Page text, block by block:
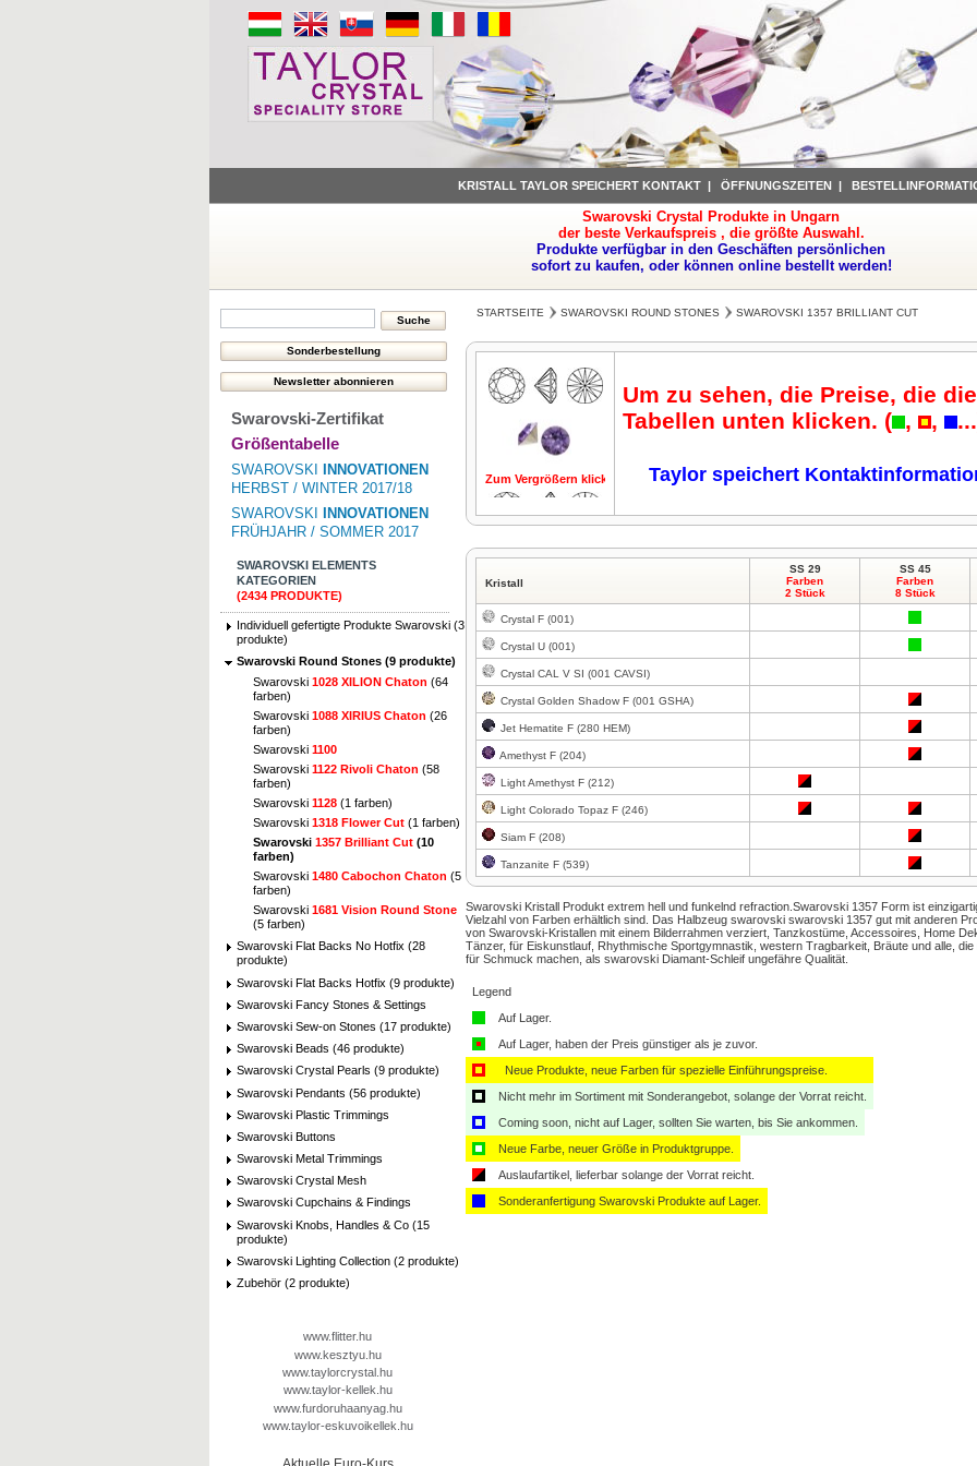
KRISTALL TAYLOR SPEICHERT KONTAKT | ÖFFNUNGSZEITEN |
Swarovski Crystal Produkte in Ungarn
der beste Verkaufspreis , die größte Auswahl.
Produkte verfügbar in den Geschäften persönlichen
sofort zu kaufen, oder können online bestellt werden!
Swarovski-Zertifikat
Größentabelle
SWAROVSKI
INNOVATIONEN
HERBST / WINTER 2017/18
SWAROVSKI
INNOVATIONEN
FRÜHJAHR / SOMMER 2017
SWAROVSKI ELEMENTS
KATEGORIEN
(2434 PRODUKTE)
Individuell gefertigte Produkte Swarovski (3
produkte)
Swarovski Round Stones (9 produkte)
Swarovski 1028 XILION Chaton (64
farben)
Swarovski 1088 XIRIUS Chaton (26
farben)
Swarovski 1100
Swarovski 1122 Rivoli Chaton (58
farben)
Swarovski 1128 (1 farben)
Swarovski 1318 Flower Cut (1 farben)
Swarovski 1357 Brilliant Cut (10
farben)
Swarovski 1480 Cabochon Chaton (5
farben)
Swarovski 1681 Vision Round Stone
(5 farben)
Swarovski Flat Backs No Hotfix (28
produkte)
Swarovski Flat Backs Hotfix (9 produkte)
Swarovski Fancy Stones & Settings
Swarovski Sew-on Stones (17 produkte)
Swarovski Beads (46 produkte)
Swarovski Crystal Pearls (9 produkte)
Swarovski Pendants (56 produkte)
Swarovski Plastic Trimmings
Swarovski Buttons
Swarovski Metal Trimmings
Swarovski Crystal Mesh
Swarovski Cupchains & Findings
Swarovski Knobs, Handles & Co (15
produkte)
Swarovski Lighting Collection (2 produkte)
Zubehör (2 produkte)
www.flitter.hu
www.kesztyu.hu
www.taylorcrystal.hu
www.taylor-kellek.hu
www.furdoruhaanyag.hu
www.taylor-eskuvoikellek.hu
STARTSEITE SWAROVSKI ROUND STONES SWAROVSKI 1357 BRILLIANT CUT
Zum Vergrößern klicken Zum Vergrößern klickenZum Vergrößern klickenZum
Zum Vergrößern klickenZum Vergrößern klicken
Um zu sehen, die Preise, die
Tabellen unten klicken. ( , ,
Taylor speichert
Kristall
SS 29
Farben
2 Stück
SS 45
Farben
8 Stück
Crystal F (001)
Crystal U (001)
Crystal CAL V SI (001 CAVSI)
Crystal Golden Shadow F (001 GSHA)
Jet Hematite F (280 HEM)
Amethyst F (204)
Light Amethyst F (212)
Light Colorado Topaz F (246)
Siam F (208)
Tanzanite F (539)
Swarovski Kristall Produkt extrem hell und funkelnd refraction.Swarovski 1357 Form ist
Vielzahl von Farben erhältlich sind. Das Halbzeug swarovski swarovski 1357 gut mit anderen
von Swarovski-Kristallen mit einem Bilderrahmen verziert Tanzkostüme Accessoires, Home
Tänzer, für Eiskunstlauf Rhythmische Sportgymnastik , western Tragbarkeit, Bräute und alle, die
für Schmuck machen, als swarovski Diamant-Schleif ungefähre Qualität.
Legend
Auf Lager.
Auf Lager, haben der Preis günstiger als je zuvor.
Neue Produkte, neue Farben für spezielle Einführungspreise.
Nicht mehr im Sortiment mit Sonderangebot, solange der Vorrat reicht.
Coming soon, nicht auf Lager, sollten Sie warten, bis Sie ankommen.
Neue Farbe, neuer Größe in Produktgruppe.
Auslaufartikel, lieferbar solange der Vorrat reicht.
Sonderanfertigung Swarovski Produkte auf Lager.